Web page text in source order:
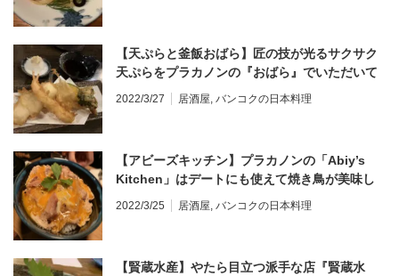
【天ぷらと釜飯おばら】匠の技が光るサクサク
天ぷらをプラカノンの『おばら』でいただいて
きた＠メニュー詳細あり＠プラカノン
2022/3/27 居酒屋, バンコクの日本料理
【アビーズキッチン】プラカノンの「Abiy’s
Kitchen」はデートにも使えて焼き鳥が美味し
い居酒屋！メニュー詳細あり＠プラカノン
2022/3/25 居酒屋, バンコクの日本料理
【賢蔵水産】やたら目立つ派手な店『賢蔵水